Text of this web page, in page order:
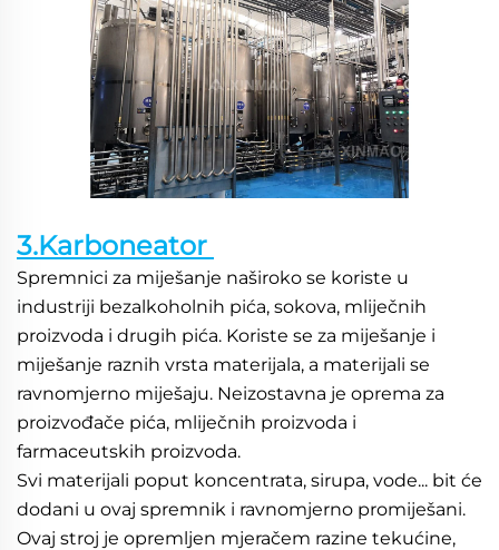
3.Karboneator
Spremnici za miješanje naširoko se koriste u
industriji bezalkoholnih pića, sokova, mliječnih
proizvoda i drugih pića. Koriste se za miješanje i
miješanje raznih vrsta materijala, a materijali se
ravnomjerno miješaju. Neizostavna je oprema za
proizvođače pića, mliječnih proizvoda i
farmaceutskih proizvoda.
Svi materijali poput koncentrata, sirupa, vode... bit će
dodani u ovaj spremnik i ravnomjerno promiješani.
Ovaj stroj je opremljen mjeračem razine tekućine,